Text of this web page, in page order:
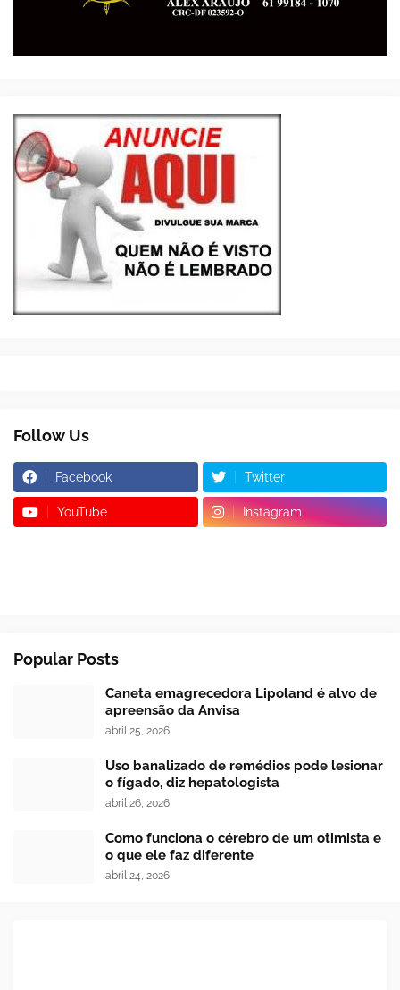
Follow Us
Facebook Twitter
YouTube Instagram
Popular Posts
Caneta emagrecedora Lipoland é alvo de
apreensão da Anvisa
abril 25, 2026
Uso banalizado de remédios pode lesionar
o fígado, diz hepatologista
abril 26, 2026
Como funciona o cérebro de um otimista e
o que ele faz diferente
abril 24, 2026